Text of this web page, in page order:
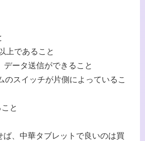
上であること
データ送信ができること
のスイッチが片側によっているこ
と
ば、中華タブレットで良いのは買